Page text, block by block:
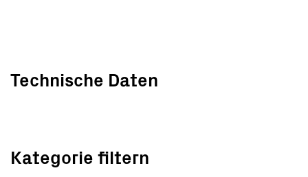
Technische Daten
Kategorie filtern